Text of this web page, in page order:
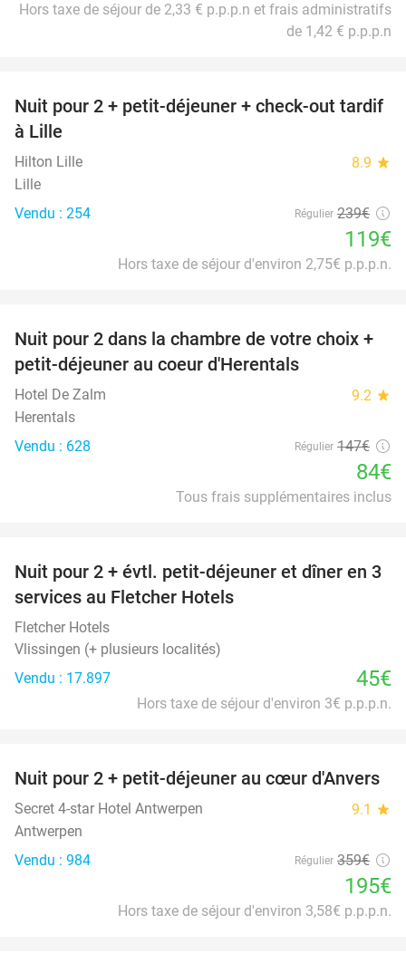
Hors taxe de séjour de 2,33 € p.p.p.n et frais administratifs
de 1,42 € p.p.p.n
50%
Nuit pour 2 + petit-déjeuner + check-out tardif
à Lille
Hilton Lille 8.9 star
Lille
Vendu : 254
Régulier 239€
119€
Hors taxe de séjour d'environ 2,75€ p.p.p.n.
43%
Nuit pour 2 dans la chambre de votre choix +
petit-déjeuner au coeur d'Herentals
Hotel De Zalm 9.2 star
Herentals
Vendu : 628
Régulier 147€
84€
Tous frais supplémentaires inclus
Nuit pour 2 + évtl. petit-déjeuner et dîner en 3
services au Fletcher Hotels
Fletcher Hotels
Vlissingen (+ plusieurs localités)
Vendu : 17.897
45€
Hors taxe de séjour d'environ 3€ p.p.p.n.
46%
Nuit pour 2 + petit-déjeuner au cœur d'Anvers
Secret 4-star Hotel Antwerpen 9.1 star
Antwerpen
Vendu : 984
Régulier 359€
195€
Hors taxe de séjour d'environ 3,58€ p.p.p.n.